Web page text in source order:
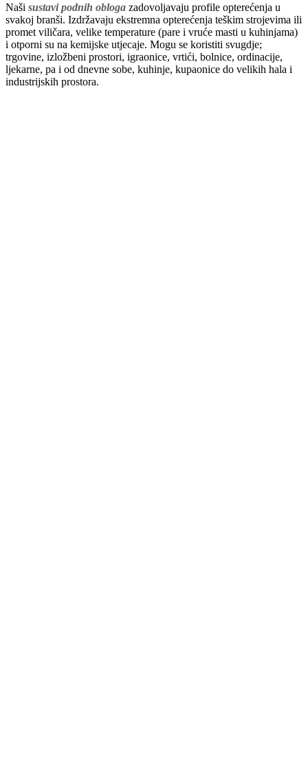
Naši sustavi podnih obloga zadovoljavaju profile opterećenja u
svakoj branši. Izdržavaju ekstremna opterećenja teškim strojevima ili
promet viličara, velike temperature (pare i vruće masti u kuhinjama)
i otporni su na kemijske utjecaje. Mogu se koristiti svugdje;
trgovine, izložbeni prostori, igraonice, vrtići, bolnice, ordinacije,
ljekarne, pa i od dnevne sobe, kuhinje, kupaonice do velikih hala i
industrijskih prostora.